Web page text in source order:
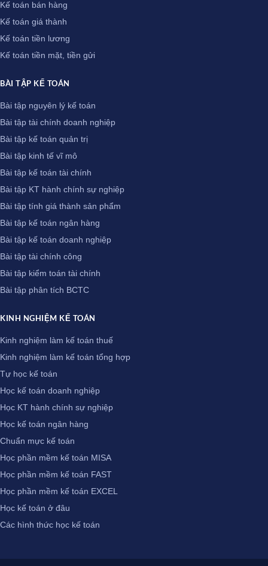
Kế toán bán hàng
Kế toán giá thành
Kế toán tiền lương
Kế toán tiền mặt, tiền gửi
BÀI TẬP KẾ TOÁN
Bài tập nguyên lý kế toán
Bài tập tài chính doanh nghiệp
Bài tập kế toán quản trị
Bài tập kinh tế vĩ mô
Bài tập kế toán tài chính
Bài tập KT hành chính sự nghiệp
Bài tập tính giá thành sản phẩm
Bài tập kế toán ngân hàng
Bài tập kế toán doanh nghiệp
Bài tập tài chính công
Bài tập kiểm toán tài chính
Bài tập phân tích BCTC
KINH NGHIỆM KẾ TOÁN
Kinh nghiệm làm kế toán thuế
Kinh nghiệm làm kế toán tổng hợp
Tự học kế toán
Học kế toán doanh nghiệp
Học KT hành chính sự nghiệp
Học kế toán ngân hàng
Chuẩn mực kế toán
Học phần mềm kế toán MISA
Học phần mềm kế toán FAST
Học phần mềm kế toán EXCEL
Học kế toán ở đâu
Các hình thức học kế toán